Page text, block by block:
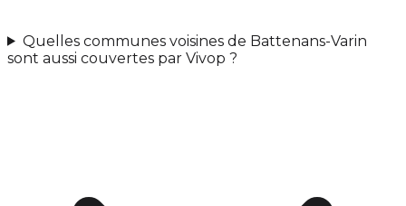
Quelles communes voisines de Battenans-Varin
sont aussi couvertes par Vivop ?